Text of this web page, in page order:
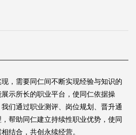
需要同仁间不断实现经验与知识的
示所长的职业平台，使同仁依据操
们通过职业测评、岗位规划、晋升通
帮助同仁建立持续性职业优势，使同
结合，共创永续经营。